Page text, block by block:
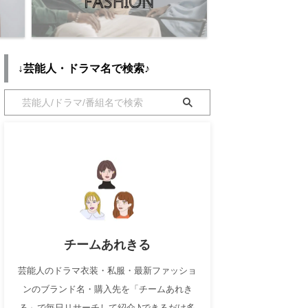
↓芸能人・ドラマ名で検索♪
チームあれきる
芸能人のドラマ衣装・私服・最新ファッショ
ンのブランド名・購入先を「チームあれき